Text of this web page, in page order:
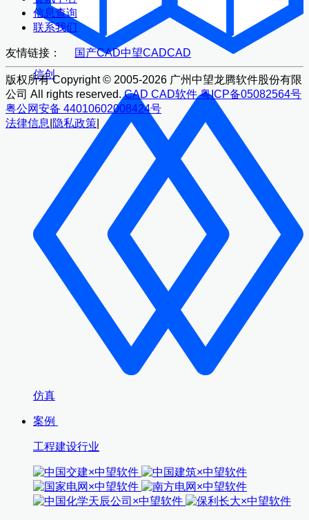
信创
仿真
案例
工程建设行业
信息查询
联系我们
友情链接： 国产CAD中望CADCAD
版权所有 Copyright © 2005-2026 广州中望龙腾软件股份有限
公司 All rights reserved. CAD CAD软件粤ICP备05082564号
粤公网安备 44010602008424号
法律信息 隐私政策